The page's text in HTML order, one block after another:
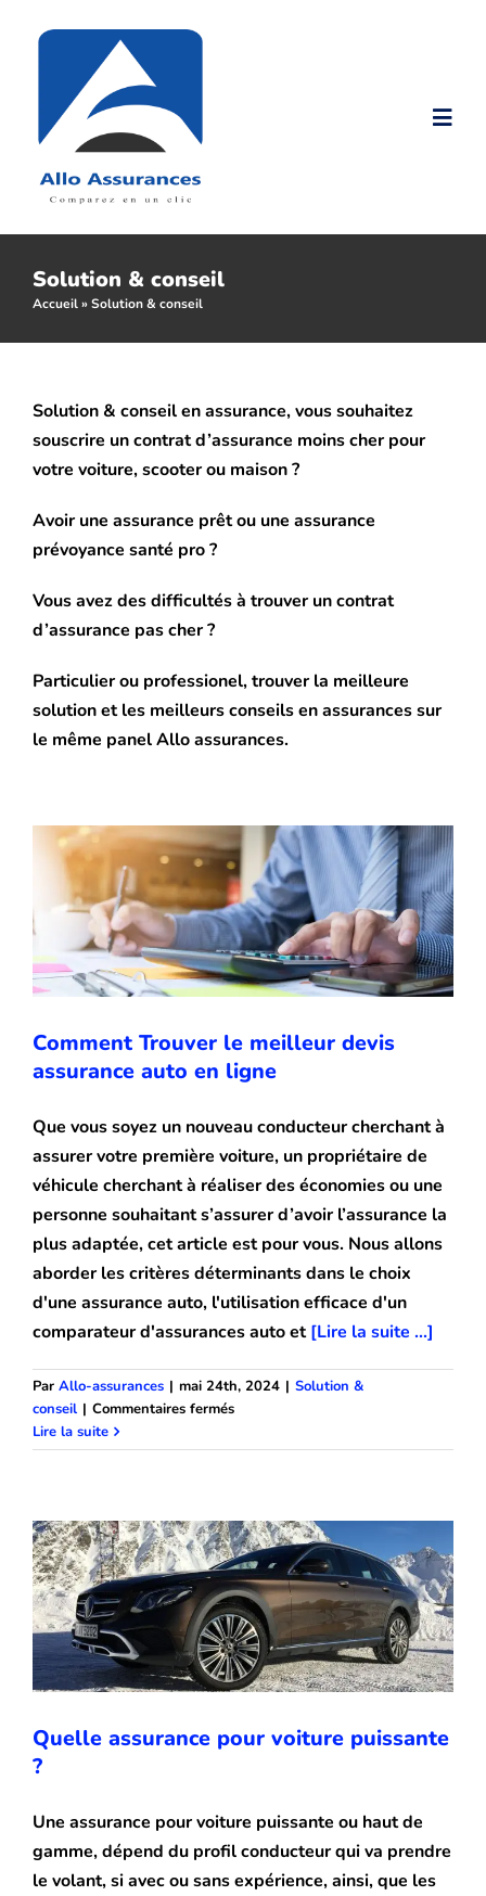
Accueil
Nos produits
Nos Tarifs
Assurance malussé
Assurance résilié
Blog
Solution & conseil
Accueil»Solution & conseil
Solution & conseil en assurance, vous souhaitez
souscrire un contrat d’assurance moins cher pour
votre voiture, scooter ou maison ?
Avoir une assurance prêt ou une assurance
prévoyance santé pro ?
Vous avez des difficultés à trouver un contrat
d’assurance pas cher ?
Particulier ou professionel, trouver la meilleure
solution et les meilleurs conseils en assurances sur
le même panel Allo assurances.
Comment Trouver le meilleur devis
Comment Trouver le meilleur devis
assurance auto en ligne
Que vous soyez un nouveau conducteur cherchant à
assurer votre première voiture, un propriétaire de
véhicule cherchant à réaliser des économies ou une
personne souhaitant s’assurer d’avoir l’assurance la
plus adaptée, cet article est pour vous. Nous allons
aborder les critères déterminants dans le choix
d'une assurance auto, l'utilisation efficace d'un
comparateur d'assurances auto et[Lire la suite ...]
Par Allo-assurances | mai 24th, 2024 | Solution &
conseil | Commentaires ferméssur
Trouver
devis
assurance
auto
en
ligne
Lire la suiteQuelle assurance pour voiture
Quelle assurance pour voiture puissante
?
Une assurance pour voiture puissante ou haut de
gamme, dépend du profil conducteur qui va prendre
le volant, si avec ou sans expérience, ainsi, que les